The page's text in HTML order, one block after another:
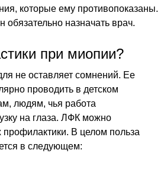
которые ему противопоказаны.
назначать врач.
при миопии?
не оставляет сомнений. Ее
проводить в детском
людям, чья работа
на глаза. ЛФК можно
профилактики. В целом польза
в следующем: